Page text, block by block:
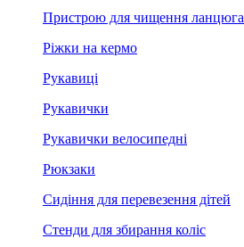
Пристрою для чищення ланцюга
Ріжки на кермо
Рукавиці
Рукавички
Рукавички велосипедні
Рюкзаки
Сидіння для перевезення дітей
Стенди для збирання коліс